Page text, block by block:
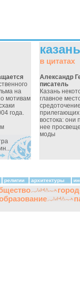
на
мотивам
года.
казань
в цитатах
Александр
писатель
Казань
главное
прилегающих
востока: они
нее
моды
религии архитектуры